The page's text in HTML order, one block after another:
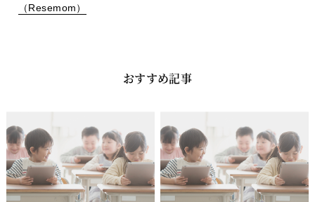
（Resemom）
おすすめ記事